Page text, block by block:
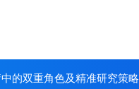
的双重角色及精准研究策略